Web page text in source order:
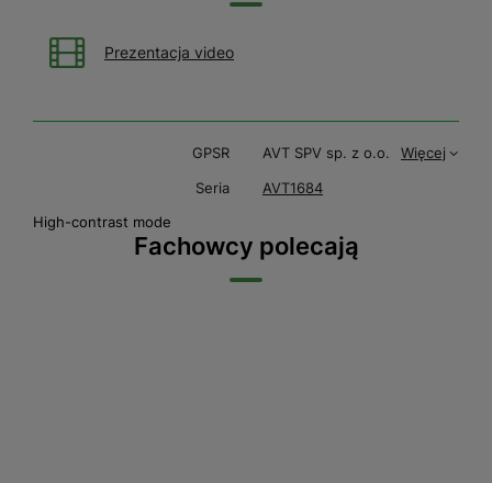
Prezentacja video
GPSR AVT SPV sp. z o.o.
Więcej
Seria
AVT1684
High-contrast mode
Fachowcy polecają